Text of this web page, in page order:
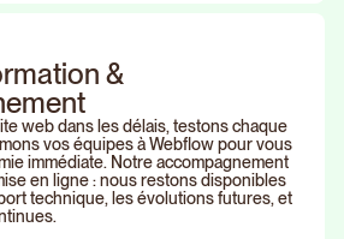
&
web dans les délais, testons chaque
vos équipes à Webflow pour vous
immédiate. Notre accompagnement
en ligne : nous restons disponibles
technique, les évolutions futures, et